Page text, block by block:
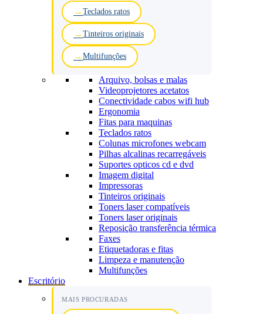
Teclados ratos
Tinteiros originais
Multifunções
Arquivo, bolsas e malas
Videoprojetores acetatos
Conectividade cabos wifi hub
Ergonomia
Fitas para maquinas
Teclados ratos
Colunas microfones webcam
Pilhas alcalinas recarregáveis
Suportes opticos cd e dvd
Imagem digital
Impressoras
Tinteiros originais
Toners laser compatíveis
Toners laser originais
Reposição transferência térmica
Faxes
Etiquetadoras e fitas
Limpeza e manutenção
Multifunções
Escritório
MAIS PROCURADAS